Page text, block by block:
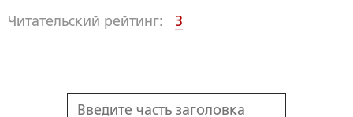
Читательский рейтинг: 3